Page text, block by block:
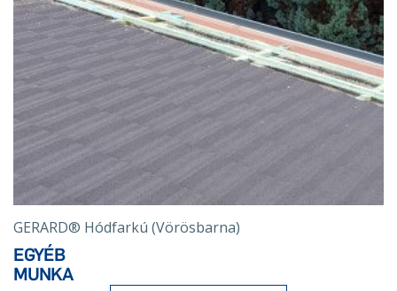
GERARD® Hódfarkú (Vörösbarna)
EGYÉB
MUNKA